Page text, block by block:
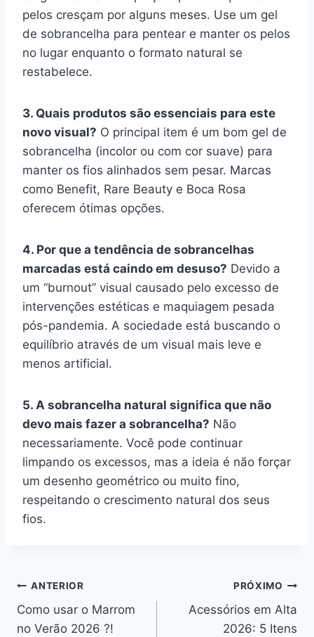
pelos cresçam por alguns meses. Use um gel
de sobrancelha para pentear e manter os pelos
no lugar enquanto o formato natural se
restabelece.
3. Quais produtos são essenciais para este
novo visual? O principal item é um bom gel de
sobrancelha (incolor ou com cor suave) para
manter os fios alinhados sem pesar. Marcas
como Benefit, Rare Beauty e Boca Rosa
oferecem ótimas opções.
4. Por que a tendência de sobrancelhas
marcadas está caindo em desuso? Devido a
um “burnout” visual causado pelo excesso de
intervenções estéticas e maquiagem pesada
pós-pandemia. A sociedade está buscando o
equilíbrio através de um visual mais leve e
menos artificial.
5. A sobrancelha natural significa que não
devo mais fazer a sobrancelha? Não
necessariamente. Você pode continuar
limpando os excessos, mas a ideia é não forçar
um desenho geométrico ou muito fino,
respeitando o crescimento natural dos seus
fios.
Navegação
de
ANTERIOR
Como usar o Marrom
no Verão 2026 ?!
PRÓXIMO
Acessórios em Alta
2026: 5 Itens